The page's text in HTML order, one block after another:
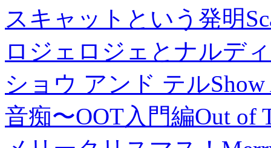
スキャットという発明
ロジェロジェとナルデ
ショウ アンド テル
音痴〜OOT入門編Out of